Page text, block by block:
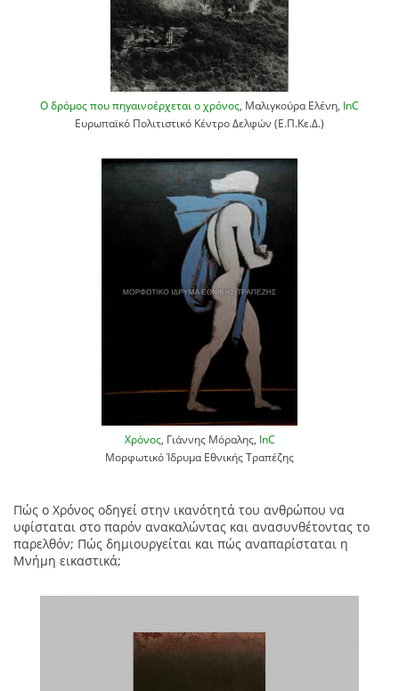
Ο δρόμος που πηγαινοέρχεται ο χρόνος , Μαλιγκούρα Ελένη, InC
Ευρωπαϊκό Πολιτιστικό Κέντρο Δελφών (Ε.Π.Κε.Δ.)
Χρόνος, Γιάννης Μόραλης, InC
Μορφωτικό Ίδρυμα Εθνικής Τραπέζης
Πώς ο Χρόνος οδηγεί στην ικανότητά του ανθρώπου να
υφίσταται στο παρόν ανακαλώντας και ανασυνθέτοντας το
παρελθόν; Πώς δημιουργείται και πώς αναπαρίσταται η
Μνήμη εικαστικά;